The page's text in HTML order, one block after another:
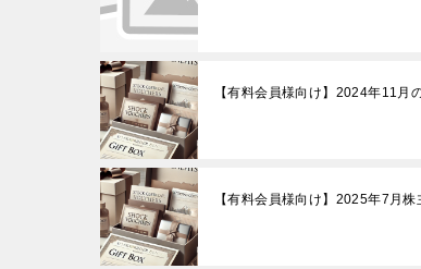
【有料会員様向け】2024年11月
【有料会員様向け】2025年7月株